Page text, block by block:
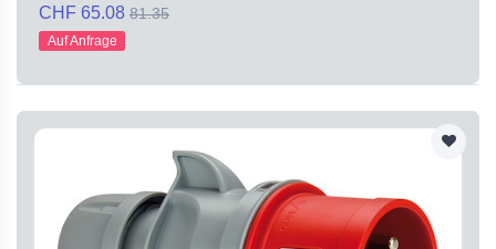
CHF 65.08 81.35
Auf Anfrage